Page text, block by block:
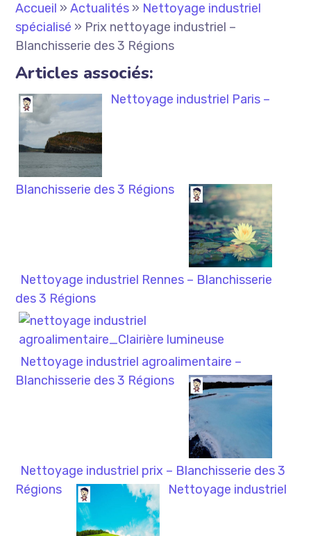
Accueil »Actualités » Nettoyage industriel
spécialisé » Prix nettoyage industriel –
Blanchisserie des 3 Régions
Articles associés:
Nettoyage industriel Paris –
Blanchisserie des 3 Régions
Nettoyage industriel Rennes – Blanchisserie
des 3 Régions
Nettoyage industriel agroalimentaire –
Blanchisserie des 3 Régions
Nettoyage industriel prix – Blanchisserie des 3
Régions
Nettoyage industriel